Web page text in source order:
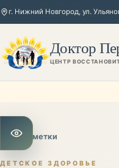
г. Нижний Новгород, ул.
Доктор
ЦЕНТР
Открыть настройки
Все заметки
ДЕТСКОЕ ЗДОРОВЬЕ